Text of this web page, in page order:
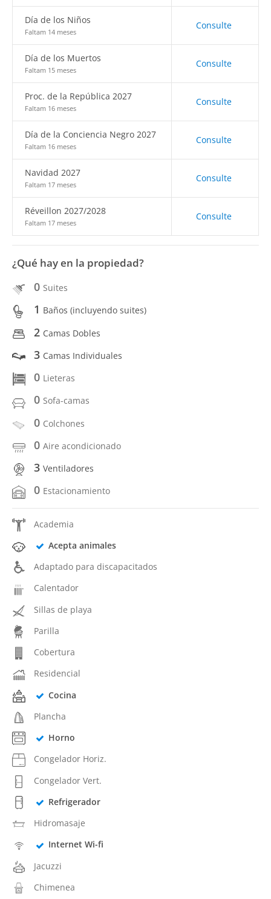
Día de los Niños
Faltam 14 meses
Consulte
Día de los Muertos
Faltam 15 meses
Consulte
Proc. de la República 2027
Faltam 16 meses
Consulte
Día de la Conciencia Negro 2027
Faltam 16 meses
Consulte
Navidad 2027
Faltam 17 meses
Consulte
Réveillon 2027/2028
Faltam 17 meses
Consulte
¿Qué hay en la propiedad?
0 Suites
1 Baños (incluyendo suites)
2 Camas Dobles
3 Camas Individuales
0 Lieteras
0 Sofa-camas
0 Colchones
0 Aire acondicionado
3 Ventiladores
0 Estacionamiento
Academia
Acepta animales
Adaptado para discapacitados
Calentador
Sillas de playa
Parilla
Cobertura
Residencial
Cocina
Plancha
Horno
Congelador Horiz.
Congelador Vert.
Refrigerador
Hidromasaje
Internet Wi-fi
Jacuzzi
Chimenea